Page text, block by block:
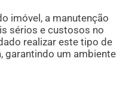
imóvel, a manutenção
sérios e custosos no
realizar este tipo de
garantindo um ambiente